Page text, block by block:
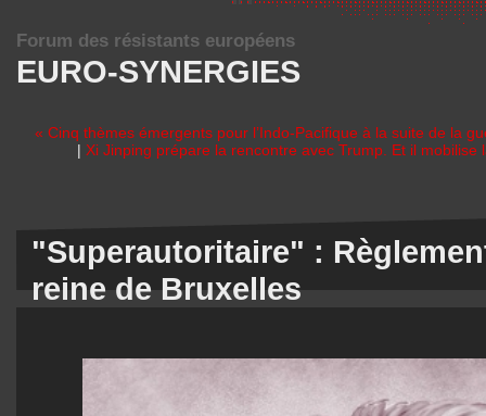
EURO-SYNERGIES
Forum des résistants européens
« Cinq thèmes émergents pour l’Indo-Pacifique à la suite de la
| Xi Jinping prépare la rencontre avec Trump. Et il
"Superautoritaire" :
reine de Bruxelles